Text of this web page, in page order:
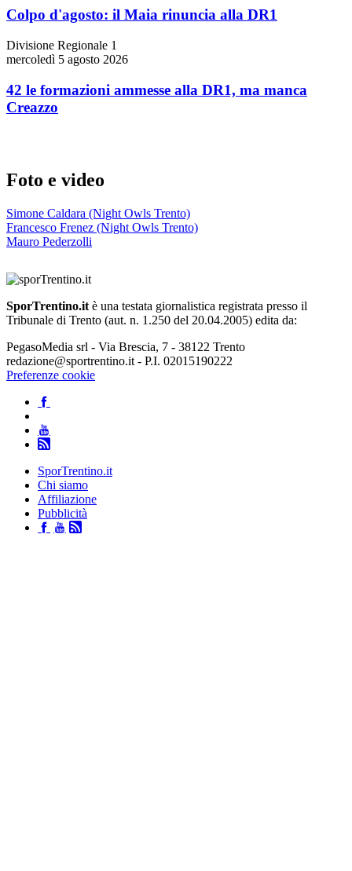
Colpo d'agosto: il Maia rinuncia alla DR1
Divisione Regionale 1
mercoledì 5 agosto 2026
42 le formazioni ammesse alla DR1, ma manca
Creazzo
Foto e video
Simone Caldara (Night Owls Trento)
Francesco Frenez (Night Owls Trento)
Mauro Pederzolli
SporTrentino.it è una testata giornalistica registrata presso il
Tribunale di Trento (aut. n. 1.250 del 20.04.2005) edita da:
PegasoMedia srl - Via Brescia, 7 - 38122 Trento
redazione@sportrentino.it - P.I. 02015190222
Preferenze cookie
SporTrentino.it
Chi siamo
Affiliazione
Pubblicità